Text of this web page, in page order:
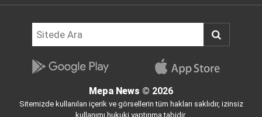
Mepa News © 2026
Sitemizde kullanılan içerik ve görsellerin tüm hakları saklıdır, izinsiz
kullanımı hukuki yaptırıma tabidir.